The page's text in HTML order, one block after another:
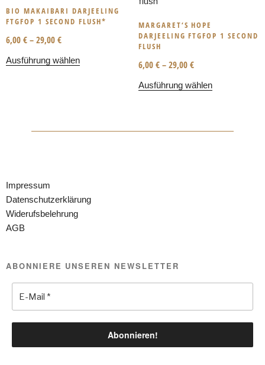
BIO MAKAIBARI DARJEELING
FTGFOP 1 SECOND FLUSH*
6,00 € – 29,00 €
Ausführung wählen
MARGARET‘S HOPE
DARJEELING FTGFOP 1 SECOND
FLUSH
6,00 € – 29,00 €
Ausführung wählen
Impressum
Datenschutzerklärung
Widerufsbelehrung
AGB
ABONNIERE UNSEREN NEWSLETTER